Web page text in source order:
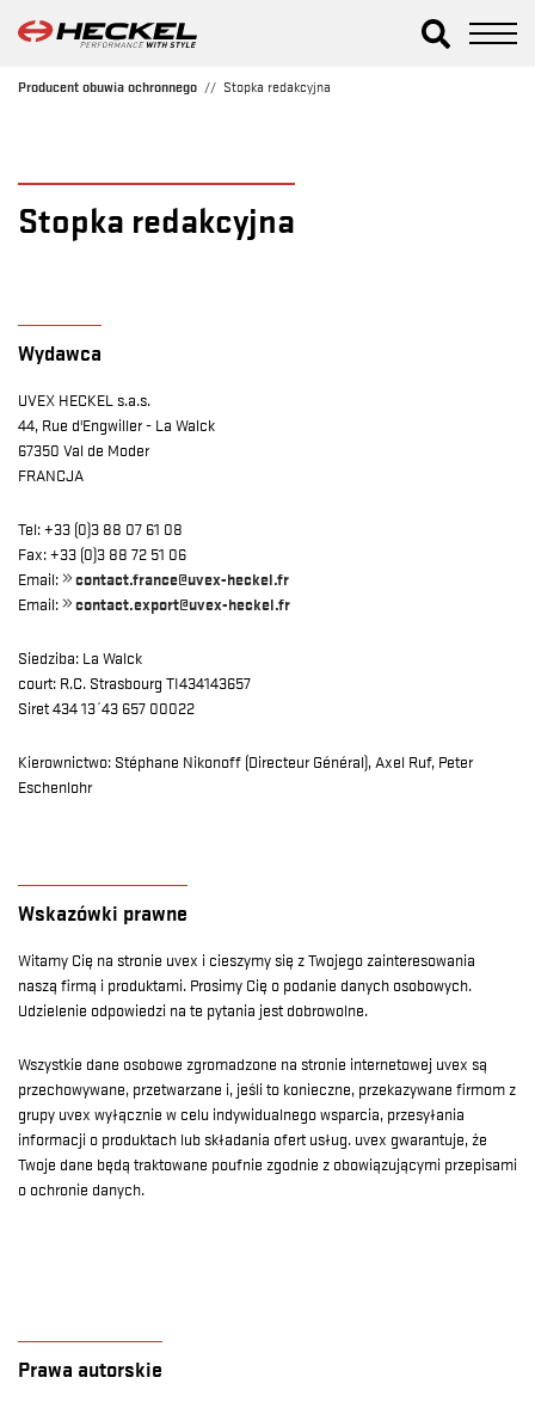
Producent obuwia ochronnego Stopka redakcyjna
Stopka redakcyjna
Wydawca
UVEX HECKEL s.a.s.
44, Rue d'Engwiller - La Walck
67350 Val de Moder
FRANCJA
Tel: +33 (0)3 88 07 61 08
Fax: +33 (0)3 88 72 51 06
Email:
contact.france@uvex-heckel.fr
Email:
contact.export@uvex-heckel.fr
Siedziba: La Walck
court: R.C. Strasbourg TI434143657
Siret 434 13´43 657 00022
Kierownictwo: Stéphane Nikonoff (Directeur Général), Axel Ruf, Peter
Eschenlohr
Wskazówki prawne
Witamy Cię na stronie uvex i cieszymy się z Twojego zainteresowania
naszą firmą i produktami. Prosimy Cię o podanie danych osobowych.
Udzielenie odpowiedzi na te pytania jest dobrowolne.
Wszystkie dane osobowe zgromadzone na stronie internetowej uvex są
przechowywane, przetwarzane i, jeśli to konieczne, przekazywane firmom z
grupy uvex wyłącznie w celu indywidualnego wsparcia, przesyłania
informacji o produktach lub składania ofert usług. uvex gwarantuje, że
Twoje dane będą traktowane poufnie zgodnie z obowiązującymi przepisami
o ochronie danych.
Prawa autorskie